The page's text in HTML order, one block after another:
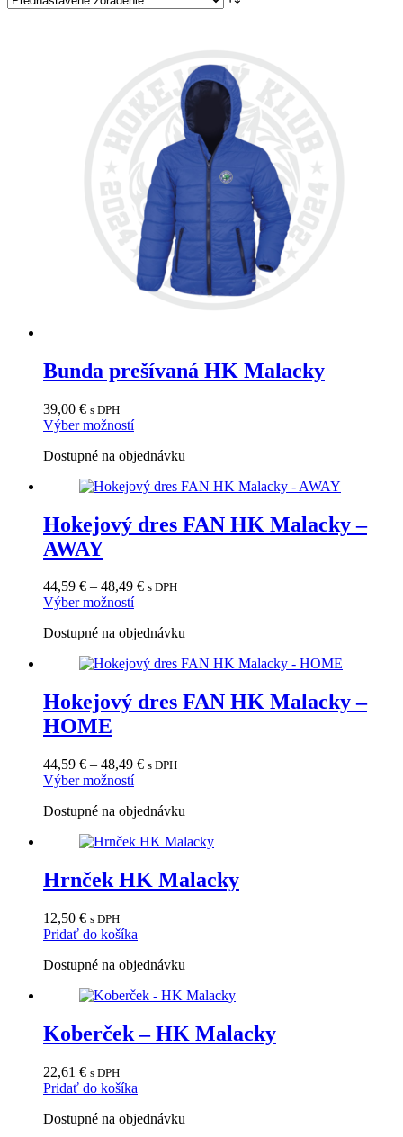
Bunda prešívaná HK Malacky
39,00 € s DPH
Výber možnostíTento
má
variantov.
si
môžete
stránke
produktu.
Dostupné na objednávku
Hokejový dres FAN HK Malacky –
AWAY
44,59 € – 48,49 €Price
through
s DPH
Výber možnostíTento
má
variantov.
si
môžete
stránke
produktu.
Dostupné na objednávku
Hokejový dres FAN HK Malacky –
HOME
44,59 € – 48,49 €Price
through
s DPH
Výber možnostíTento
má
variantov.
si
môžete
stránke
produktu.
Dostupné na objednávku
Hrnček HK Malacky
12,50 € s DPH
Pridať do košíka
Dostupné na objednávku
Koberček – HK Malacky
22,61 € s DPH
Pridať do košíka
Dostupné na objednávku